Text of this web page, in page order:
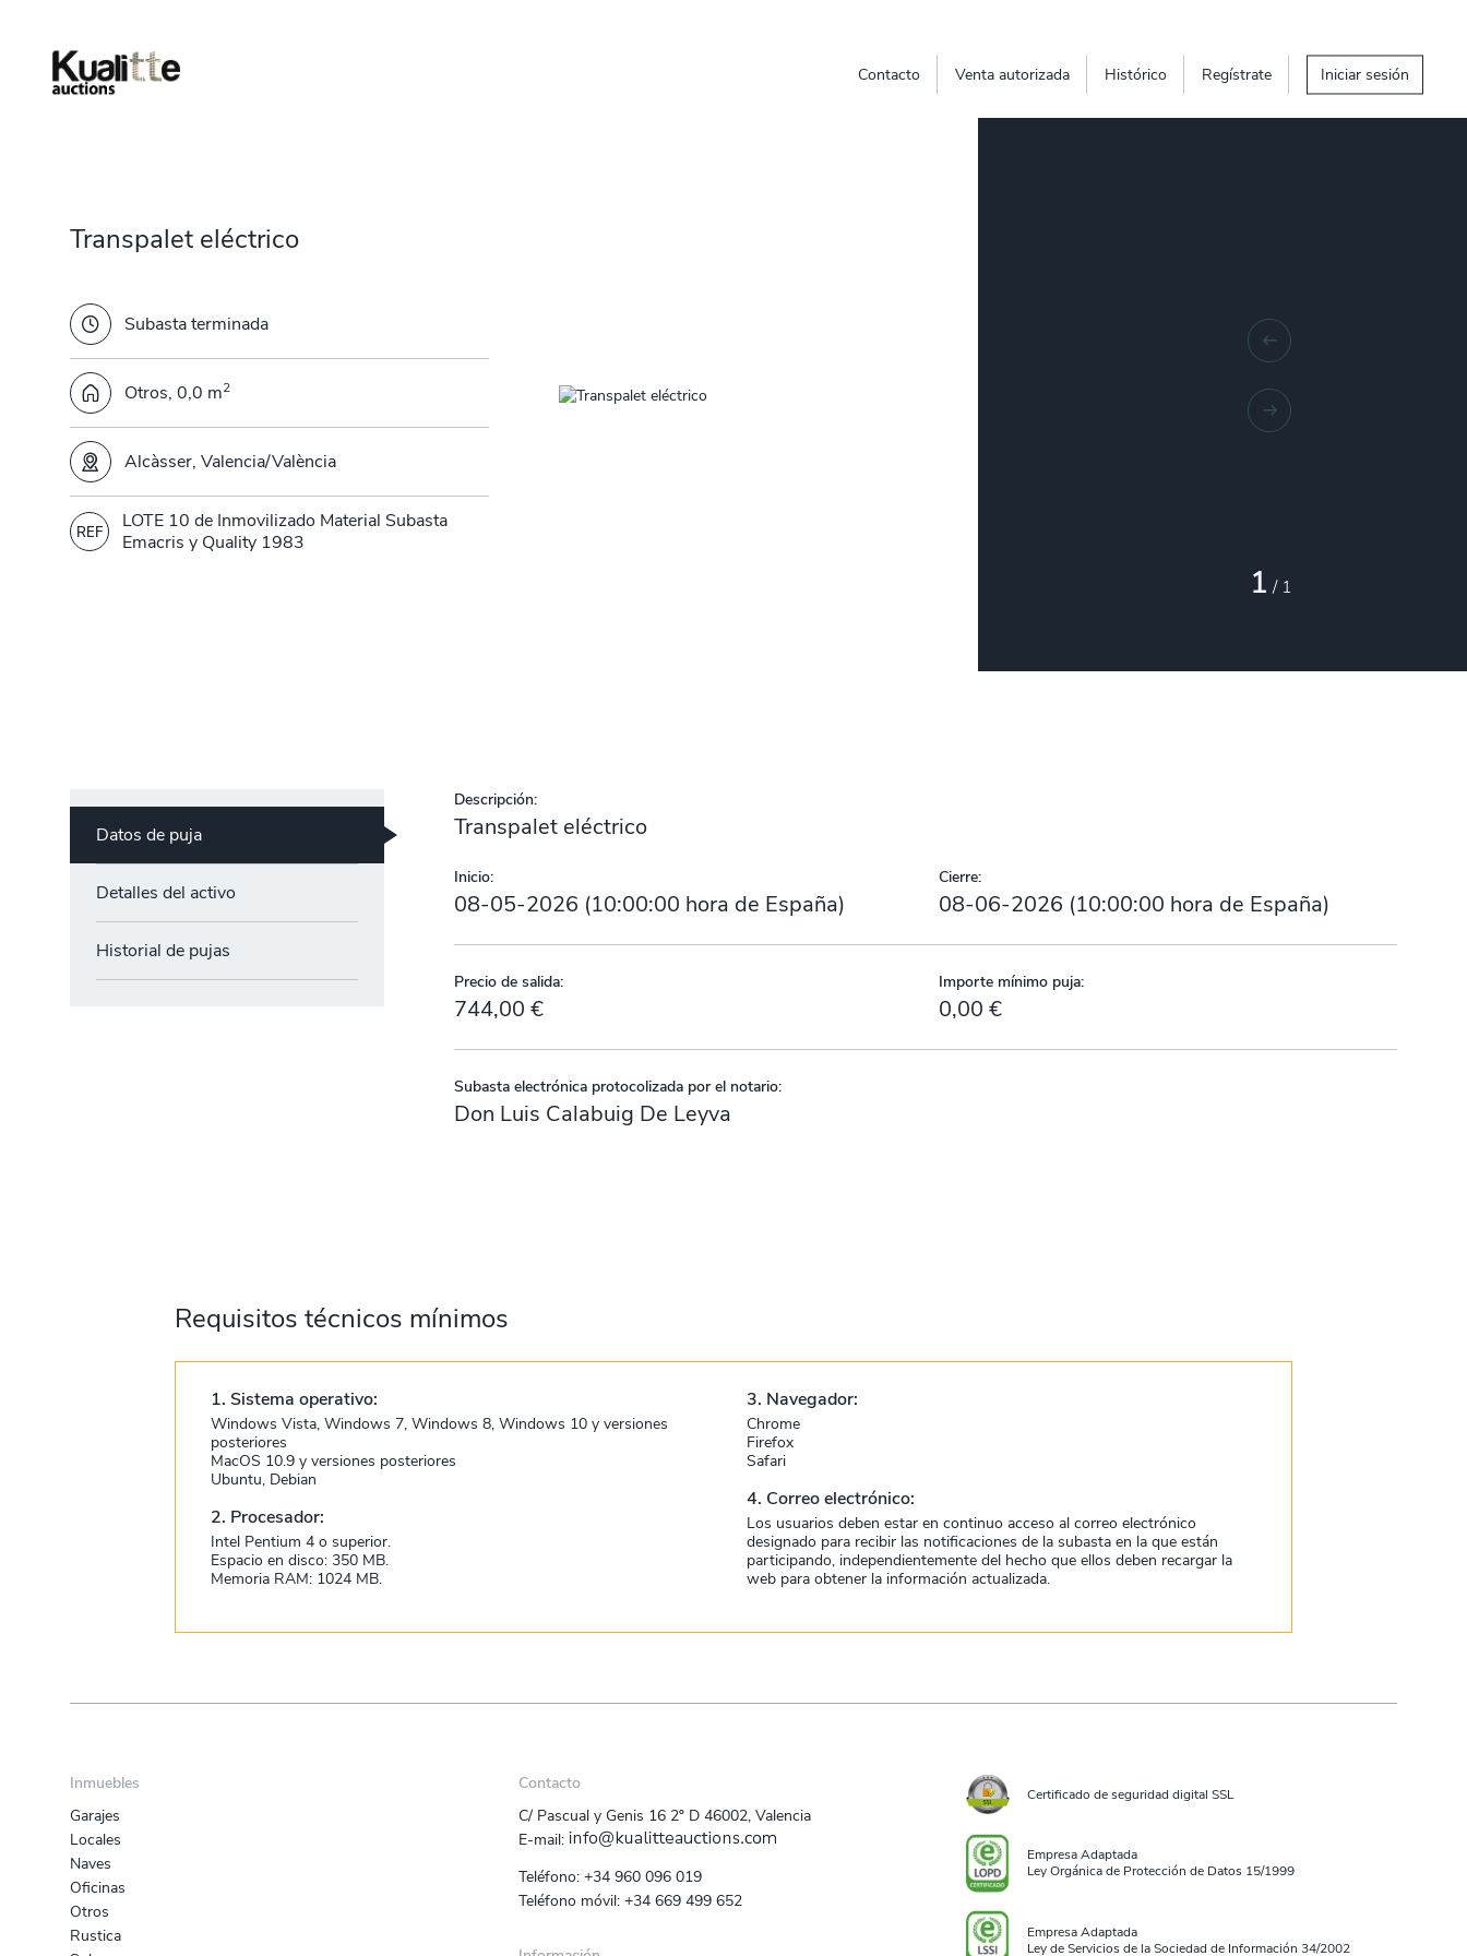
Contacto Venta autorizada Histórico Regístrate Iniciar sesión
Transpalet eléctrico
Subasta terminada
Otros, 0,0 m2
Alcàsser, Valencia/València
REF
LOTE 10 de Inmovilizado Material Subasta
Emacris y Quality 1983
1 / 1
Datos de puja
Detalles del activo
Historial de pujas
Descripción:
Transpalet eléctrico
Inicio:
08-05-2026 (10:00:00 hora de España)
Cierre:
08-06-2026 (10:00:00 hora de España)
Precio de salida:
744,00 €
Importe mínimo puja:
0,00 €
Subasta electrónica protocolizada por el notario:
Don Luis Calabuig De Leyva
Requisitos técnicos mínimos
1. Sistema operativo:
Windows Vista, Windows 7, Windows 8, Windows 10 y versiones
posteriores
MacOS 10.9 y versiones posteriores
Ubuntu, Debian
2. Procesador:
Intel Pentium 4 o superior.
Espacio en disco: 350 MB.
Memoria RAM: 1024 MB.
3. Navegador:
Chrome
Firefox
Safari
4. Correo electrónico:
Los usuarios deben estar en continuo acceso al correo electrónico
designado para recibir las notificaciones de la subasta en la que están
participando, independientemente del hecho que ellos deben recargar la
web para obtener la información actualizada.
Inmuebles
Garajes
Locales
Naves
Oficinas
Otros
Rustica
Contacto
C/ Pascual y Genis 16 2º D 46002, Valencia
E‑mail:
Teléfono: +34 960 096 019
Teléfono móvil: +34 669 499 652
Certificado de seguridad digital SSL
Empresa Adaptada
Ley Orgánica de Protección de Datos 15/1999
Empresa Adaptada
Ley de Servicios de la Sociedad de Información 34/2002